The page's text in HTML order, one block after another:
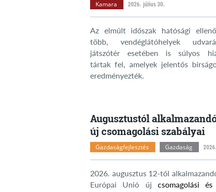
Kamara 2026. július 30.
Az elmúlt időszak hatósági
több, vendéglátóhelyek
játszótér esetében is súlyos
tártak fel, amelyek jelentős
eredményezték.
Augusztustól
új csomagolási szabályai
Gazdaságfejlesztés Gazdaság
2026. augusztus 12-től
Európai Unió új csomagolási és